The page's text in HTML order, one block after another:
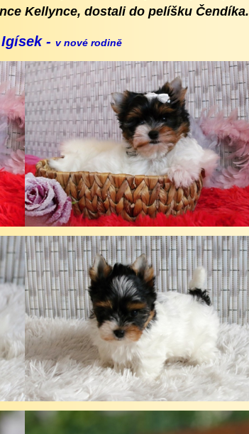
Kellynce, dostali do pelíšku Čendíka.
- v nové rodině